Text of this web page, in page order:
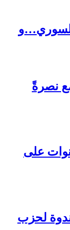
نصرةً
بمناسبة مرور 5 سنوات على
لحزب